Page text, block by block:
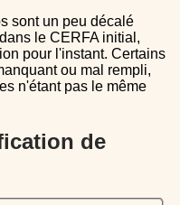
le CERFA initial,
pour l'instant. Certains
ou mal rempli,
n'étant pas le même